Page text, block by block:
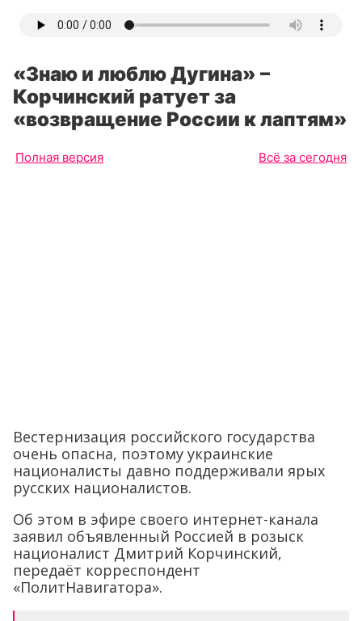
«Знаю и люблю Дугина» –
Корчинский ратует за
«возвращение России к лаптям»
Полная версия Всё за сегодня
Вестернизация российского государства
очень опасна, поэтому украинские
националисты давно поддерживали ярых
русских националистов.
Об этом в эфире своего интернет-канала
заявил объявленный Россией в розыск
националист Дмитрий Корчинский,
передаёт корреспондент
«ПолитНавигатора».